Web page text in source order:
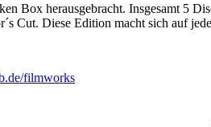
Box herausgebracht. Insgesamt 5
Cut. Diese Edition macht sich auf
filmworks